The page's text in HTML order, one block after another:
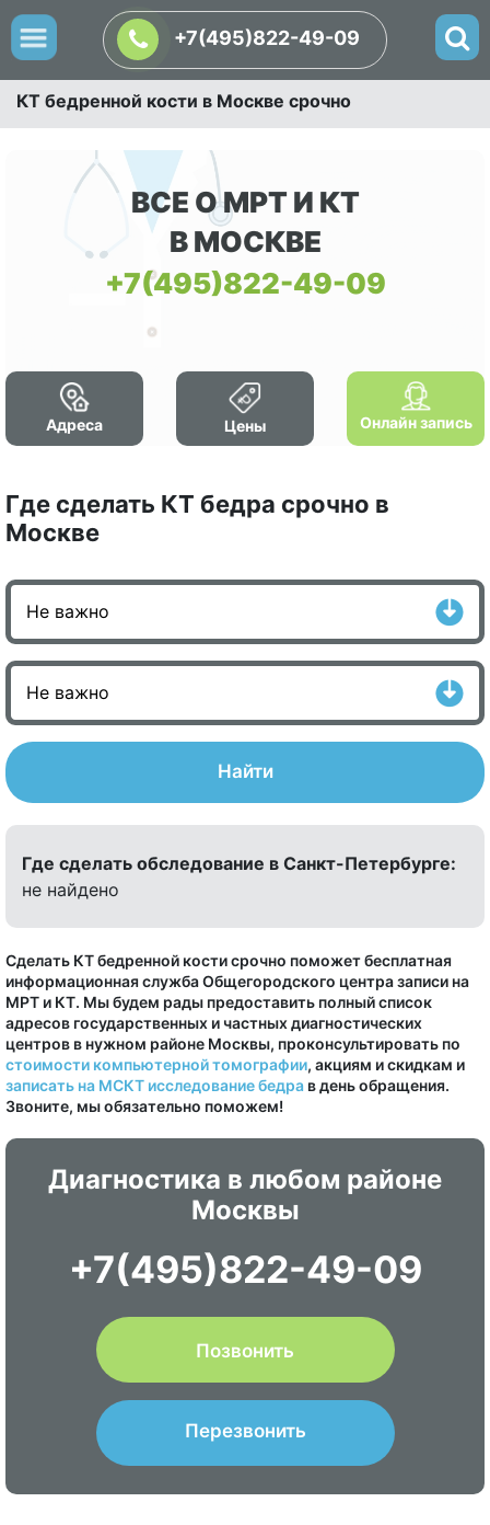
+7(495)822-49-09
КТ бедренной кости в Москве срочно
ВСЕ О МРТ И КТ
В МОСКВЕ
+7(495)822-49-09
Адреса Цены Онлайн запись
Где сделать КТ бедра срочно в
Москве
Найти
Где сделать обследование в Санкт-Петербурге:
не найдено
Сделать КТ бедренной кости срочно поможет бесплатная
информационная служба Общегородского центра записи на
МРТ и КТ. Мы будем рады предоставить полный список
адресов государственных и частных диагностических
центров в нужном районе Москвы, проконсультировать по
стоимости компьютерной томографии, акциям и скидкам и
записать на МСКТ исследование бедра в день обращения.
Звоните, мы обязательно поможем!
Диагностика в любом районе
Москвы
+7(495)822-49-09
Позвонить
Перезвонить